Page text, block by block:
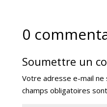
0
Soumettre un
Votre adresse e-mail ne
champs obligatoires